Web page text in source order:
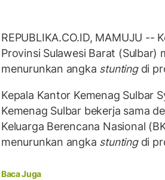
REPUBLIKA.CO.ID, MAMUJU --
Provinsi Sulawesi Barat
menurunkan angka stuntingdi
Kepala Kantor Kemenag Sulbar
Kemenag Sulbar bekerja sama
Keluarga Berencana Nasional
menurunkan angka stuntingdi
Baca Juga